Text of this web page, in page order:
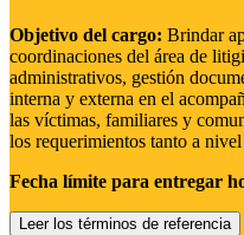
Objetivo del cargo: Brindar
coordinaciones del área de
administrativos, gestión
interna y externa en el
las víctimas, familiares y
los requerimientos tanto a
Fecha límite para entregar
Leer los términos de referencia